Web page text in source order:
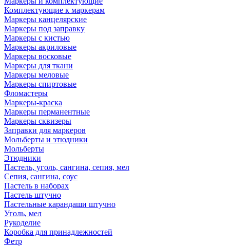
Комплектующие к маркерам
Маркеры канцелярские
Маркеры под заправку
Маркеры с кистью
Маркеры акриловые
Маркеры восковые
Маркеры для ткани
Маркеры меловые
Маркеры спиртовые
Фломастеры
Маркеры-краска
Маркеры перманентные
Маркеры сквизеры
Заправки для маркеров
Мольберты и этюдники
Мольберты
Этюдники
Пастель, уголь, сангина, сепия, мел
Сепия, сангина, соус
Пастель в наборах
Пастель штучно
Пастельные карандаши штучно
Уголь, мел
Рукоделие
Коробка для принадлежностей
Фетр